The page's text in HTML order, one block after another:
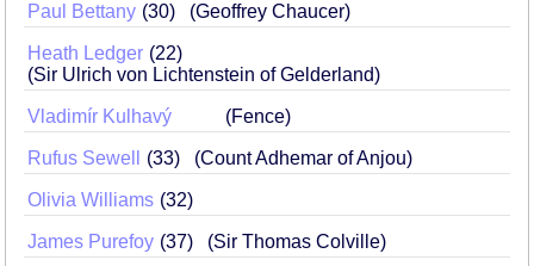
Paul Bettany 30 (Geoffrey Chaucer)
Heath Ledger
22
(Sir Ulrich von Lichtenstein of Gelderland)
Vladimír Kulhavý (Fence)
Rufus Sewell 33 (Count Adhemar of Anjou)
Olivia Williams 32
James Purefoy 37 (Sir Thomas Colville)